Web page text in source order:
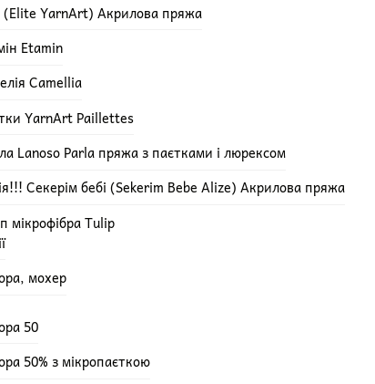
(Elite YarnArt) Акрилова пряжа
Etamin
Camellia
YarnArt Paillettes
Lanoso Parla пряжа з паєтками і люрексом
Секерім бебі (Sekerim Bebe Alize) Акрилова пряжа
мікрофібра Tulip
мохер
50
50% з мікропаєткою